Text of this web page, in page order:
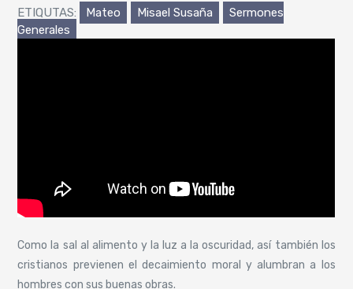
ETIQUTAS: Mateo Misael Susaña
Sermones
Generales
Como la sal al alimento y la luz a la oscuridad, así también los
cristianos previenen el decaimiento moral y alumbran a los
hombres con sus buenas obras.